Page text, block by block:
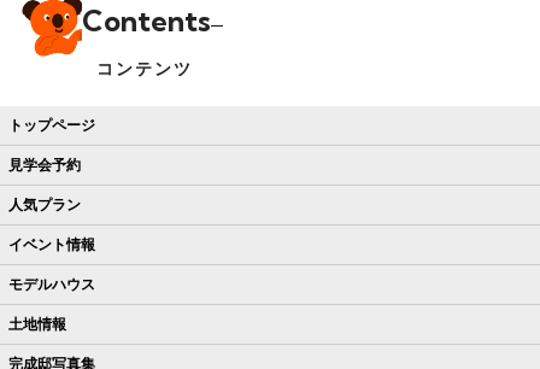
Contents
コンテンツ
トップページ
見学会予約
人気プラン
イベント情報
モデルハウス
土地情報
完成邸写真集